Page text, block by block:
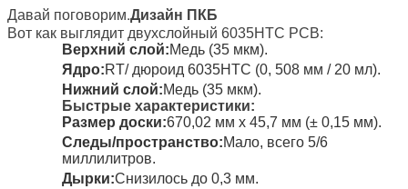
Давай поговорим.Дизайн ПКБ
Вот как выглядит двухслойный 6035HTC PCB:
Верхний слой:Медь (35 мкм).
Ядро:RT/ дюроид 6035HTC (0, 508 мм / 20 мл).
Нижний слой:Медь (35 мкм).
Быстрые характеристики:
Размер доски:670,02 мм х 45,7 мм (± 0,15 мм).
Следы/пространство:Мало, всего 5/6
миллилитров.
Дырки:Снизилось до 0,3 мм.